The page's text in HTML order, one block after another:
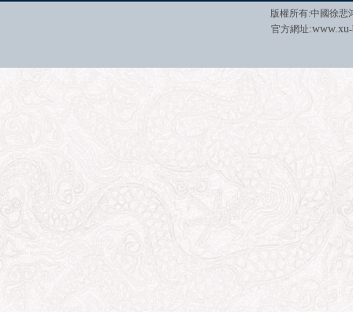
版權所有:中國徐悲
官方網址:www.xu